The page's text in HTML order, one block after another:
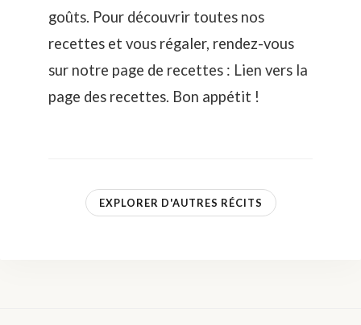
goûts. Pour découvrir toutes nos
recettes et vous régaler, rendez-vous
sur notre page de recettes : Lien vers la
page des recettes. Bon appétit !
EXPLORER D'AUTRES RÉCITS